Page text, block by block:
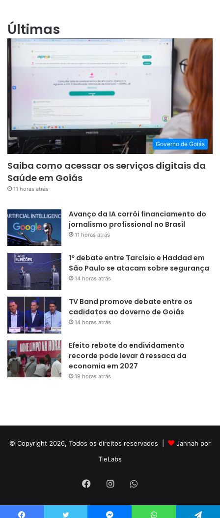
Últimas
Governo de Goiás
Saiba como acessar os serviços digitais da
Saúde em Goiás
11 horas atrás
Avanço da IA corrói financiamento do
jornalismo profissional no Brasil
11 horas atrás
1º debate entre Tarcísio e Haddad em
São Paulo se atacam sobre segurança
14 horas atrás
TV Band promove debate entre os
cadidatos ao doverno de Goiás
14 horas atrás
Efeito rebote do endividamento
recorde pode levar à ressaca da
economia em 2027
19 horas atrás
© Copyright 2026, Todos os direitos reservados |
Jannah por
TieLabs
FacebookInstagramWhatsApp